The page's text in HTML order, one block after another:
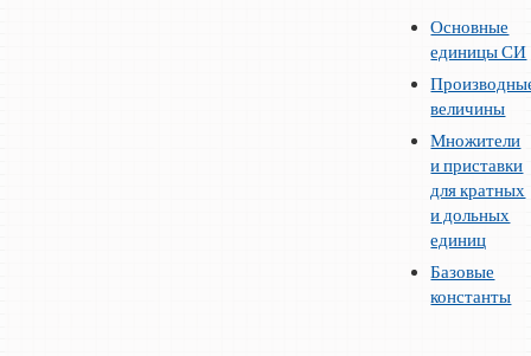
Основные
единицы СИ
величины
Множители
и приставки
для кратных
и дольных
единиц
Базовые
константы